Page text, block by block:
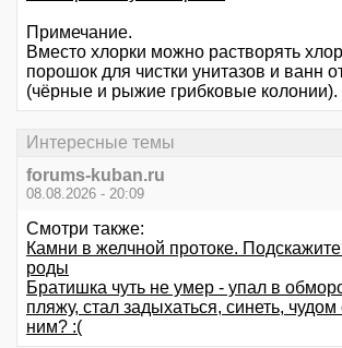
Примечание.
Вместо хлорки можно растворять
порошок для чистки унитазов и ванн
(чёрные и рыжие грибковые колонии).
Интересные темы
forums-kuban.ru
08.08.2026 - 20:09
Смотри также:
Камни в желчной протоке.
роды
Братишка чуть не умер - упал в
пляжу, стал задыхаться, синеть, чудом
ним? :(